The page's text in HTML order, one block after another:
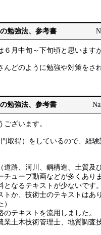
勉強法、参考書
月中旬～下旬頃と思います
どのように勉強や対策をさ
勉強法、参考書
ざいます。
取得）をしているので、経
道路、河川、鋼構造、土質及
チューブ動画などが多くあ
となるテキストが少ないです
トか、技術士のテキストはあ
テキストを流用しました。
業土木技術管理士、地質調